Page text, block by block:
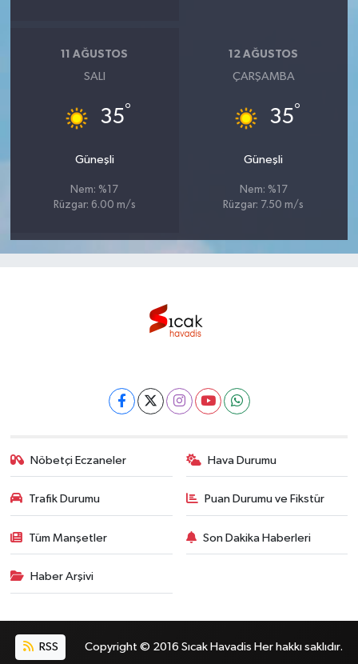
11 AĞUSTOS
SALI
35°
Güneşli
Nem: %17
Rüzgar: 6.00 m/s
12 AĞUSTOS
ÇARŞAMBA
35°
Güneşli
Nem: %17
Rüzgar: 7.50 m/s
Nöbetçi Eczaneler Hava Durumu
Trafik Durumu Puan Durumu ve Fikstür
Tüm Manşetler Son Dakika Haberleri
Haber Arşivi
RSS Copyright © 2016 Sıcak Havadis Her hakkı saklıdır.